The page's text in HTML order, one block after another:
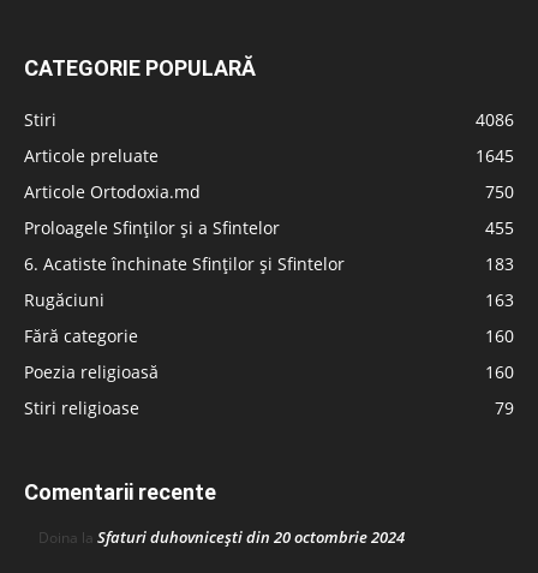
CATEGORIE POPULARĂ
Stiri
4086
Articole preluate
1645
Articole Ortodoxia.md
750
Proloagele Sfinților și a Sfintelor
455
6. Acatiste închinate Sfinților și Sfintelor
183
Rugăciuni
163
Fără categorie
160
Poezia religioasă
160
Stiri religioase
79
Comentarii recente
Doina la Sfaturi duhovnicești din 20 octombrie 2024